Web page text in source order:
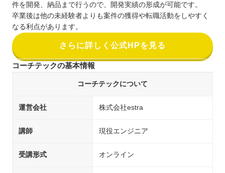
件を開発、納品まで行うので、開発実績の形成が可能です。
卒業後は他の未経験者よりも案件の獲得や転職活動をしやすく
なる利点があります。
さらに詳しく公式HPを見る
コーチテックの基本情報
コーチテックについて
運営会社 株式会社estra
講師 現役エンジニア
受講形式 オンライン